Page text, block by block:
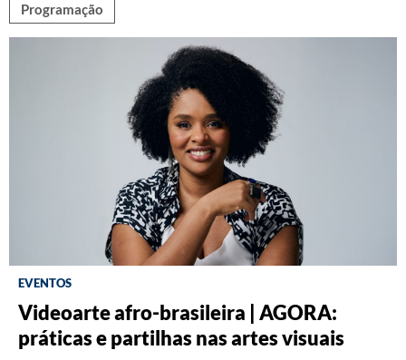
Programação
EVENTOS
Videoarte afro-brasileira | AGORA:
práticas e partilhas nas artes visuais
Fotografia: Interpretações – Turma A
(2026)
Fotografia: Princípios (2026)
Oficina com Celina Yamauchi. Vagas limitadas.